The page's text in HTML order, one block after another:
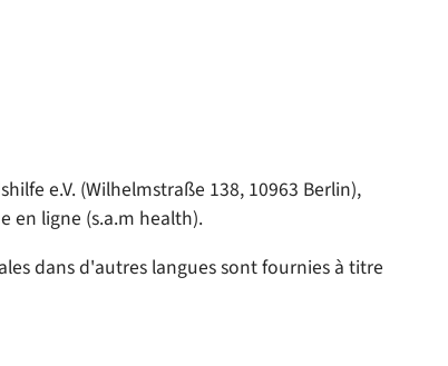
e.V. (Wilhelmstraße 138, 10963 Berlin),
en ligne (s.a.m health).
dans d'autres langues sont fournies à titre